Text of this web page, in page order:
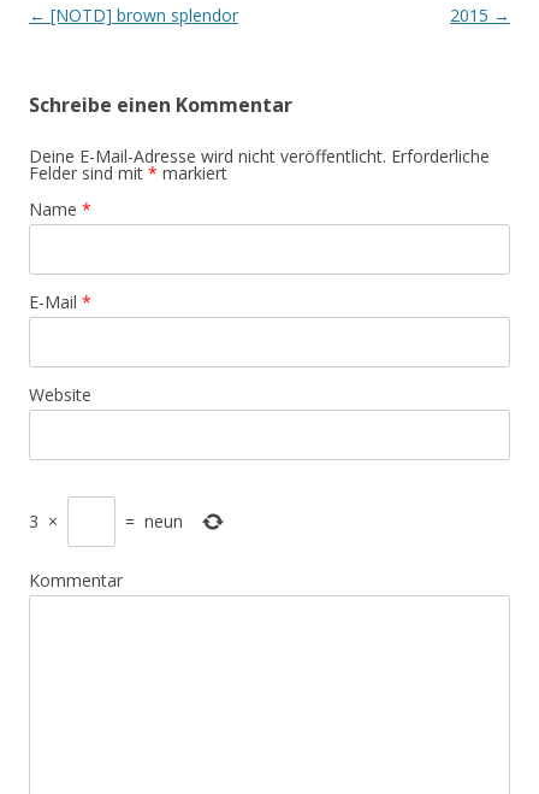
Artikel-
← [NOTD] brown splendor 2015 →
Schreibe einen Kommentar
Deine E-Mail-Adresse wird nicht veröffentlicht. Erforderliche
Felder sind mit * markiert
Name *
E-Mail *
Website
3 × = neun
Kommentar